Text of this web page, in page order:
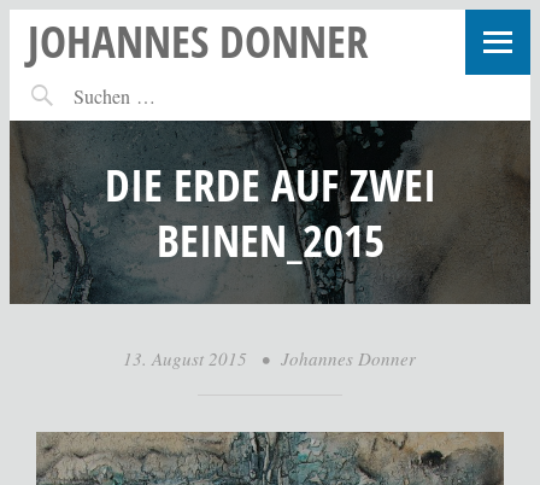
JOHANNES DONNER
DIE ERDE AUF ZWEI
BEINEN_2015
13. August 2015 • Johannes Donner